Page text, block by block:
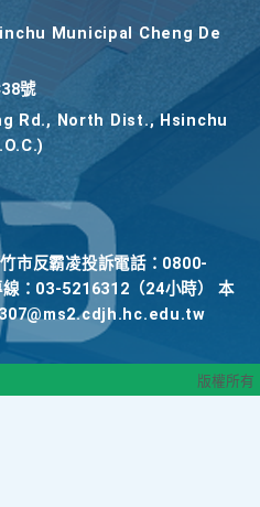
Municipal Cheng De
號
Rd., North Dist., Hsinchu
市反霸凌投訴電話：0800-
：03-5216312（24小時） 本
版權所有